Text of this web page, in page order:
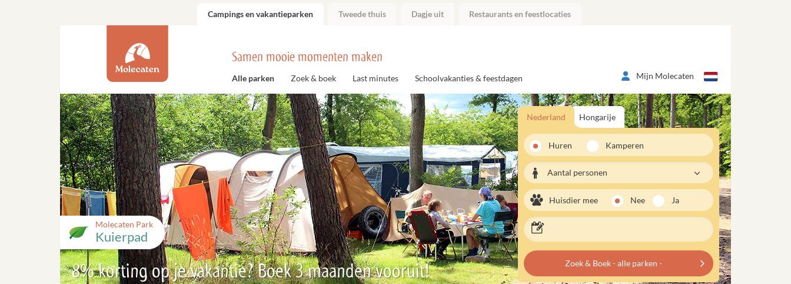
Campings en vakantieparken Tweede thuis Dagje uit Restaurants en feestlocaties
Samen mooie momenten maken
Alle parken Zoek & boek Last minutes Schoolvakanties & feestdagen Mijn Molecaten
Molecaten Park
Kuierpad
8% korting op je vakantie? Boek 3 maanden vooruit!
Nederland Hongarije
Huren Kamperen
Aantal personen
Huisdier mee Nee Ja
Zoek & Boek - alle parken -